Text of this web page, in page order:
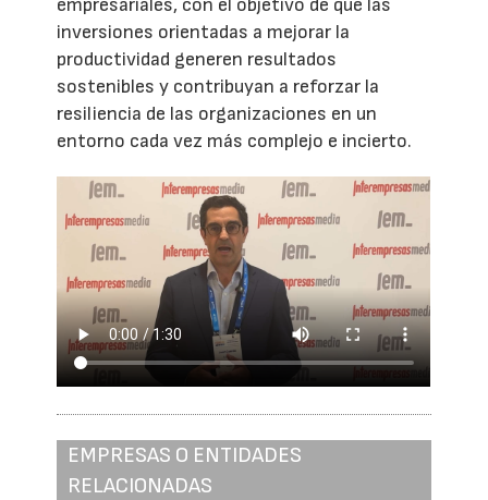
empresariales, con el objetivo de que las
inversiones orientadas a mejorar la
productividad generen resultados
sostenibles y contribuyan a reforzar la
resiliencia de las organizaciones en un
entorno cada vez más complejo e incierto.
EMPRESAS O ENTIDADES
RELACIONADAS